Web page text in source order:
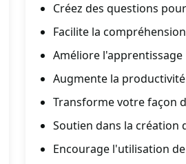
Créez des questions
Facilite la compréhension
Améliore l'apprentissage
Augmente la
Transforme votre façon
Soutien dans la création
Encourage l'utilisation